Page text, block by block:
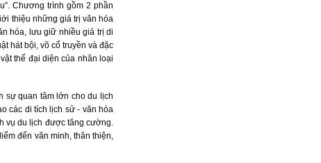
Chương trình gồm 2 phần
thiệu những giá trị văn hóa
hóa, lưu giữ nhiều giá trị di
hát bội, võ cổ truyền và đặc
thể đại diện của nhân loại
sự quan tâm lớn cho du lịch
các di tích lịch sử - văn hóa
vụ du lịch được tăng cường.
đến văn minh, thân thiện,